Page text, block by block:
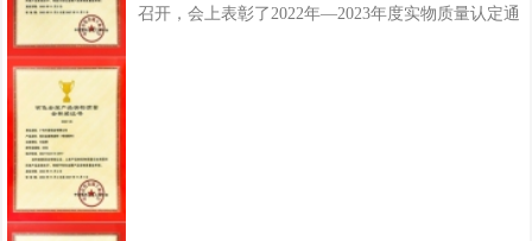
召开，会上表彰了2022年—2023年度实物质量认定通